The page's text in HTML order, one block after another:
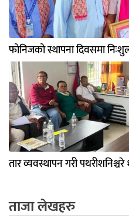
फोनिजको स्थापना दिवसमा
तार व्यवस्थापन गरी
ताजा लेखहरु